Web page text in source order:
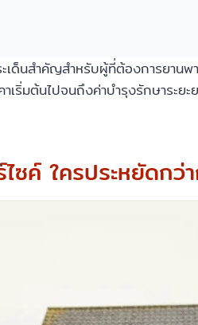
เด็นสำคัญสำหรับผู้ที่ต้องการยา
ริ่มต้นไปจนถึงค่าบำรุงรักษาระย
ซค์ ใครประหยัดกว่